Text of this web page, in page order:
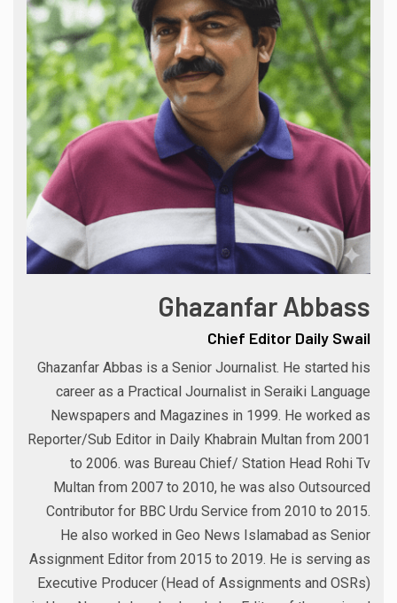
Ghazanfar Abbass
Chief Editor Daily Swail
Ghazanfar Abbas is a Senior Journalist. He started his
career as a Practical Journalist in Seraiki Language
Newspapers and Magazines in 1999. He worked as
Reporter/Sub Editor in Daily Khabrain Multan from 2001
to 2006. was Bureau Chief/ Station Head Rohi Tv
Multan from 2007 to 2010, he was also Outsourced
Contributor for BBC Urdu Service from 2010 to 2015.
He also worked in Geo News Islamabad as Senior
Assignment Editor from 2015 to 2019. He is serving as
Executive Producer (Head of Assignments and OSRs)